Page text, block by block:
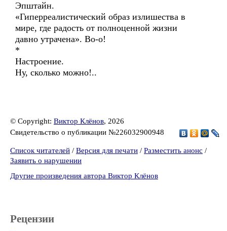
Эпштайн.
«Гиперреалистический образ излишества в
мире, где радость от полноценной жизни
давно утрачена». Во-о!
*
Настроение.
Ну, сколько можно!..
© Copyright: Виктор Клёнов, 2026
Свидетельство о публикации №226032900948
Список читателей / Версия для печати / Разместить анонс /
Заявить о нарушении
Другие произведения автора Виктор Клёнов
Рецензии